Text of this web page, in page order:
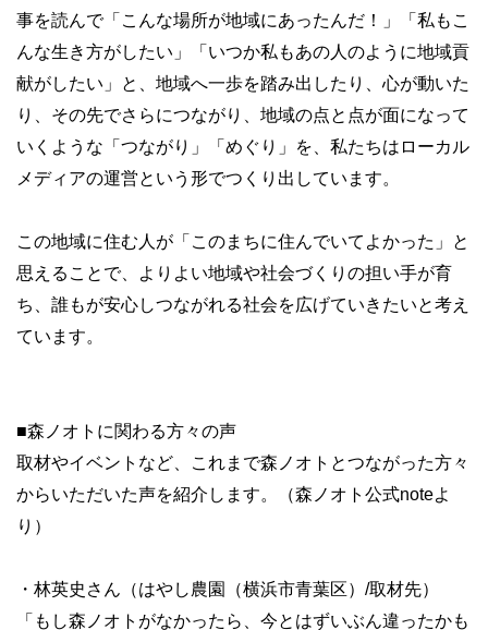
事を読んで「こんな場所が地域にあったんだ！」「私もこ
んな生き方がしたい」「いつか私もあの人のように地域貢
献がしたい」と、地域へ一歩を踏み出したり、心が動いた
り、その先でさらにつながり、地域の点と点が面になって
いくような「つながり」「めぐり」を、私たちはローカル
メディアの運営という形でつくり出しています。
この地域に住む人が「このまちに住んでいてよかった」と
思えることで、よりよい地域や社会づくりの担い手が育
ち、誰もが安心しつながれる社会を広げていきたいと考え
ています。
■森ノオトに関わる方々の声
取材やイベントなど、これまで森ノオトとつながった方々
からいただいた声を紹介します。（森ノオト公式noteよ
り）
・林英史さん（はやし農園（横浜市青葉区）/取材先）
「もし森ノオトがなかったら、今とはずいぶん違ったかも